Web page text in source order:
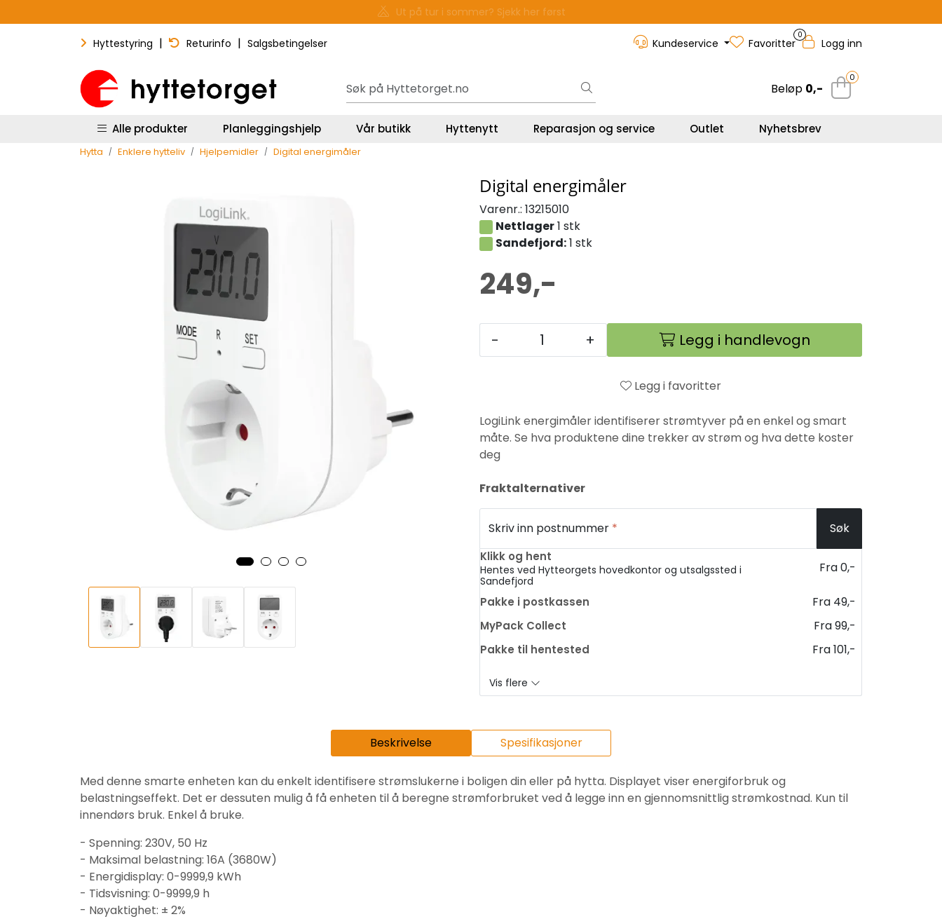
Gavekort - Gaven som ALLTID funker!
Hyttestyring | Returinfo | Salgsbetingelser Kundeservice
0
Favoritter Logg inn
Beløp 0,-
0
Alle produkter Planleggingshjelp Vår butikk Hyttenytt Reparasjon og service Outlet Nyhetsbrev
Hytta Enklere hytteliv Hjelpemidler Digital energimåler
Digital energimåler
Varenr.: 13215010
Nettlager1 stk
Sandefjord:1 stk
249,-
- + Legg i handlevogn
Legg i favoritter
LogiLink energimåler identifiserer strømtyver på en enkel og smart
måte. Se hva produktene dine trekker av strøm og hva dette koster
deg
Fraktalternativer
Skriv inn postnummer * Søk
Klikk og hent
Hentes ved Hytteorgets hovedkontor og utsalgssted i
Sandefjord
Fra 0,-
Pakke i postkassen Fra 49,-
MyPack Collect Fra 99,-
Pakke til hentested Fra 101,-
Vis flere
Beskrivelse Spesifikasjoner
Med denne smarte enheten kan du enkelt identifisere strømslukerne i boligen din eller på hytta. Displayet viser energiforbruk og
belastningseffekt. Det er dessuten mulig å få enheten til å beregne strømforbruket ved å legge inn en gjennomsnittlig strømkostnad. Kun til
innendørs bruk. Enkel å bruke.
- Spenning: 230V, 50 Hz
- Maksimal belastning: 16A (3680W)
- Energidisplay: 0-9999,9 kWh
- Tidsvisning: 0-9999,9 h
- Nøyaktighet: ± 2%